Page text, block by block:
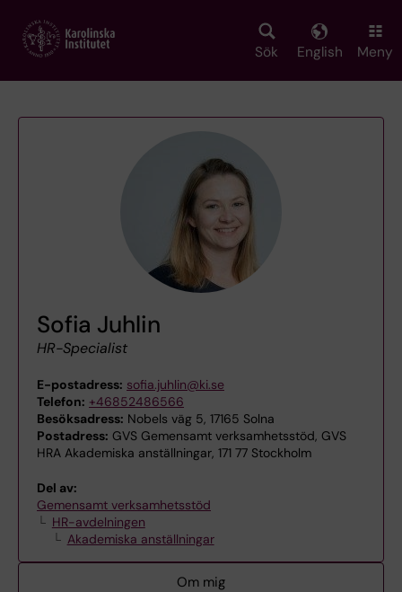
main
Sök English Meny
Sofia Juhlin
HR-Specialist
E-postadress: sofia.juhlin@ki.se
Telefon: +46852486566
Besöksadress: Nobels väg 5, 17165 Solna
Postadress: GVS Gemensamt verksamhetsstöd, GVS
HRA Akademiska anställningar, 171 77 Stockholm
Del av:
Gemensamt verksamhetsstöd
HR-avdelningen
Akademiska anställningar
Om mig